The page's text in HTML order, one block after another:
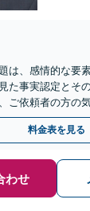
は、感情的な要
た事実認定とそ
ご依頼者の方の
・的確な問題解
料金表を見る
わせ